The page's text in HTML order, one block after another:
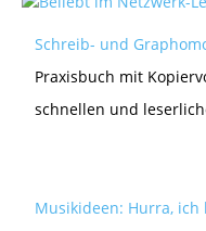
Schreib- und
Praxisbuch mit
schnellen und
Musikideen: Hurra,